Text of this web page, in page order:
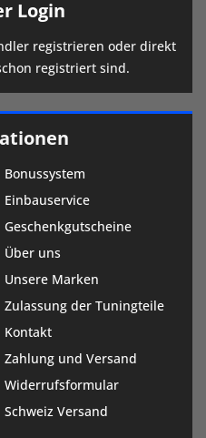
Login
registrieren oder direkt
registriert sind.
Bonussystem
Einbauservice
Geschenkgutscheine
Über uns
Unsere Marken
Zulassung der Tuningteile
Kontakt
Zahlung und Versand
Widerrufsformular
Schweiz Versand